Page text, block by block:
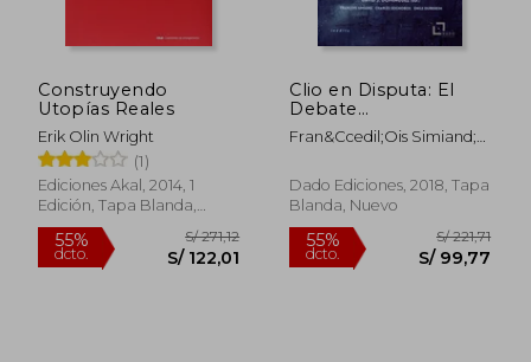
Construyendo
Utopías Reales
Erik Olin Wright
(1)
Ediciones Akal, 2014, 1
Edición, Tapa Blanda,
Nuevo
Clio en Disputa: El
Debate
Epistemológico
Entre Sociólogos e
Fran&Ccedil;Ois Simiand;
Dado Ediciones, 2018, Tapa
Blanda, Nuevo